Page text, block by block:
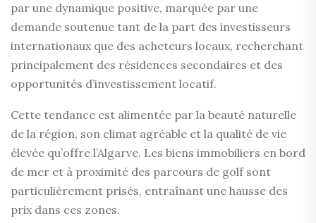
par une dynamique positive, marquée par une
demande soutenue tant de la part des investisseurs
internationaux que des acheteurs locaux, recherchant
principalement des résidences secondaires et des
opportunités d’investissement locatif.
Cette tendance est alimentée par la beauté naturelle
de la région, son climat agréable et la qualité de vie
élevée qu’offre l’Algarve. Les biens immobiliers en bord
de mer et à proximité des parcours de golf sont
particulièrement prisés, entraînant une hausse des
prix dans ces zones.